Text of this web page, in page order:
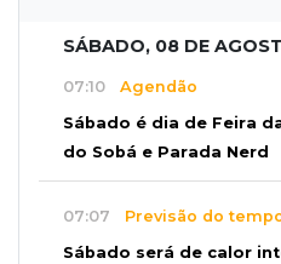
SÁBADO, 08 DE
07:10 Agendão
Sábado é dia de Feira
do Sobá e Parada Nerd
07:07 Previsão do
Sábado será de calor